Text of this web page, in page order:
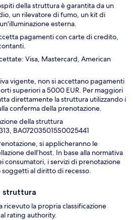
della struttura è garantita da un
un rilevatore di fumo, un kit di
esterna.
pagamenti con carte di credito,
Visa, Mastercard, American
vigente, non si accettano pagamenti
superiori a 5000 EUR. Per maggiori
direttamente la struttura utilizzando i
conferma della prenotazione.
della struttura
BA072035015S0025441
si applicheranno le
dell’host. In base alla normativa
consumatori, i servizi di prenotazione
al diritto di recesso.
struttura
ricevuto la propria classificazione
rating authority.